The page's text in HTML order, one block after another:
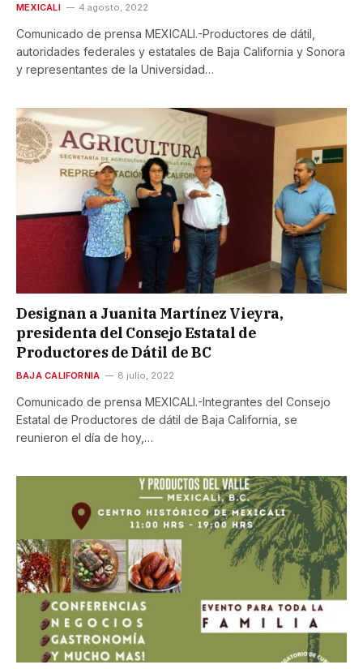
MEXICALI 4 agosto, 2022
Comunicado de prensa MEXICALI.-Productores de dátil,
autoridades federales y estatales de Baja California y Sonora
y representantes de la Universidad…
Designan a Juanita Martínez Vieyra,
presidenta del Consejo Estatal de
Productores de Dátil de BC
BAJA CALIFORNIA 8 julio, 2022
Comunicado de prensa MEXICALI.-Integrantes del Consejo
Estatal de Productores de dátil de Baja California, se
reunieron el día de hoy,…